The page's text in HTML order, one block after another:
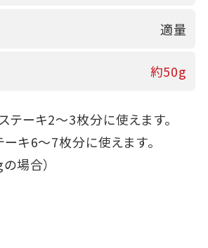
適量
約50g
テーキ2～3枚分に使えます。
キ6～7枚分に使えます。
場合）